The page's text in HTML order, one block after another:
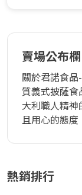
賣場公布欄
關於君諾食
質義式披薩食
大利職人精
且用心的態度
的日常所需。
ISO22000、
熱銷排行